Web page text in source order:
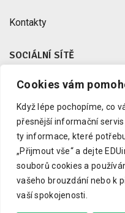
Cookies vám
Když lépe pochopíme, co
přesnější informační
ty informace, které
„Přijmout vše“ a dejte
souborů cookies a
vašeho brouzdání nebo k
vaší spokojenosti.
Kontakty
SOCIÁLNÍ SÍTĚ
Facebook
Instagram
Youtube
LinkedIn